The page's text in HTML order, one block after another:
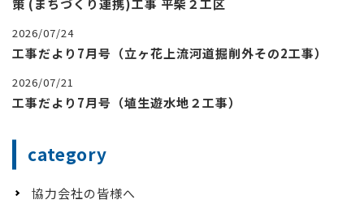
策 (まちづくり連携)工事 平柴２工区
2026/07/24
工事だより7月号（立ヶ花上流河道掘削外その2工事）
2026/07/21
工事だより7月号（埴生遊水地２工事）
category
協力会社の皆様へ